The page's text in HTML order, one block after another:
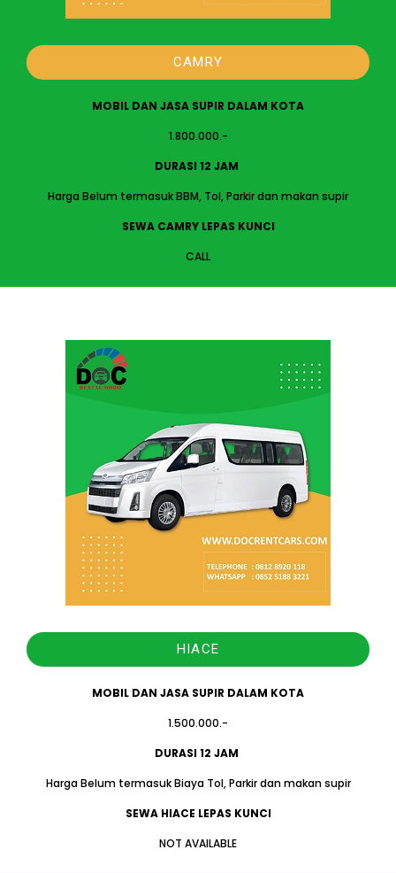
CAMRY
MOBIL DAN JASA SUPIR DALAM KOTA
1.800.000.-
DURASI 12 JAM
Harga Belum termasuk BBM, Tol, Parkir dan makan supir
SEWA CAMRY LEPAS KUNCI
CALL
HIACE
MOBIL DAN JASA SUPIR DALAM KOTA
1.500.000.-
DURASI 12 JAM
Harga Belum termasuk Biaya Tol, Parkir dan makan supir
SEWA HIACE LEPAS KUNCI
NOT AVAILABLE